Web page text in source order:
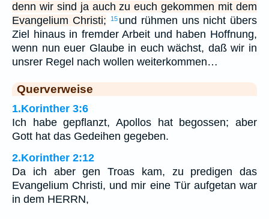
denn wir sind ja auch zu euch gekommen mit dem
Evangelium Christi;
15 und rühmen uns nicht übers
Ziel hinaus in fremder Arbeit und haben Hoffnung,
wenn nun euer Glaube in euch wächst, daß wir in
unsrer Regel nach wollen weiterkommen…
Querverweise
1.Korinther 3:6
Ich habe gepflanzt, Apollos hat begossen; aber
Gott hat das Gedeihen gegeben.
2.Korinther 2:12
Da ich aber gen Troas kam, zu predigen das
Evangelium Christi, und mir eine Tür aufgetan war
in dem HERRN,